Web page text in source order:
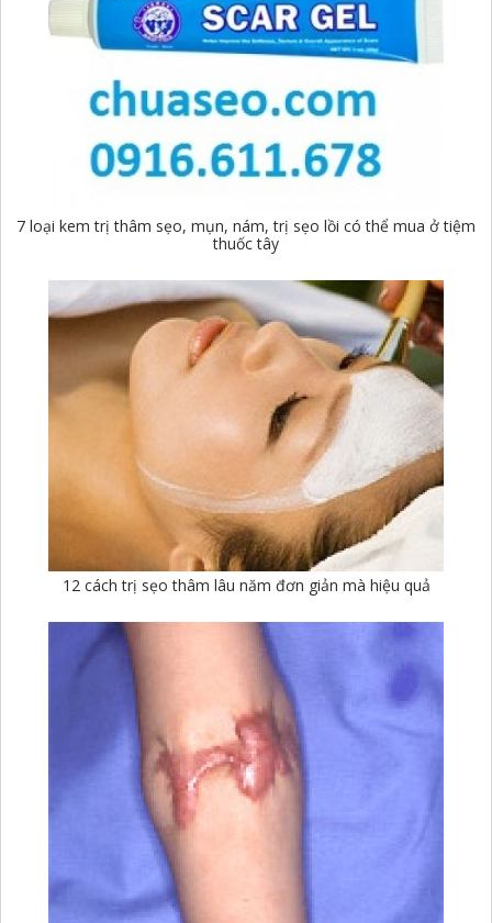
7 loại kem trị thâm sẹo, mụn, nám, trị sẹo lồi có thể mua ở tiệm
thuốc tây
12 cách trị sẹo thâm lâu năm đơn giản mà hiệu quả